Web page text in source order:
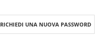
RICHIEDI UNA NUOVA PASSWORD